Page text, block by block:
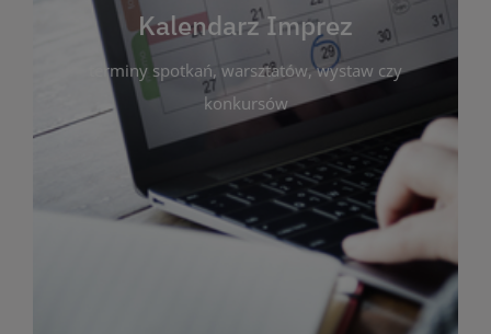
Kalendarz Imprez
terminy spotkań, warsztatów, wystaw czy
konkursów
spotkań, warsztatów, wystaw czy konkursów.
Dzięki przejrzystemu kalendarzowi łatwo
zaplanujesz udział w interesujących Cię
wydarzeniach. Aktualizujemy harmonogram na
bieżąco, by zawsze był zgodny z planem pracy
biblioteki. Zapraszamy do śledzenia i uczestnictwa
w życiu kulturalnym miasta!
WIĘCEJ